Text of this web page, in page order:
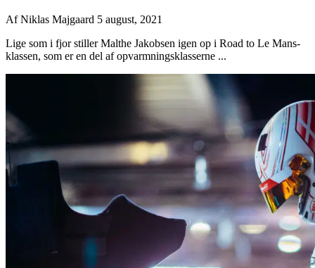
AfNiklas Majgaard 5 august, 2021
Lige som i fjor stiller Malthe Jakobsen igen op i Road to Le Mans-
klassen, som er en del af opvarmningsklasserne ...